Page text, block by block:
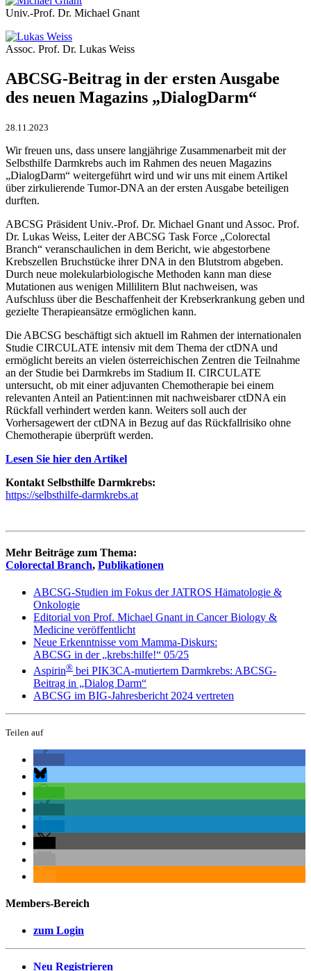
Univ.-Prof. Dr. Michael Gnant
Assoc. Prof. Dr. Lukas Weiss
ABCSG-Beitrag in der ersten Ausgabe
des neuen Magazins „DialogDarm“
28.11.2023
Wir freuen uns, dass unsere langjährige Zusammenarbeit mit der
Selbsthilfe Darmkrebs auch im Rahmen des neuen Magazins
„DialogDarm“ weitergeführt wird und wir uns mit einem Artikel
über zirkulierende Tumor-DNA an der ersten Ausgabe beteiligen
durften.
ABCSG Präsident Univ.-Prof. Dr. Michael Gnant und Assoc. Prof.
Dr. Lukas Weiss, Leiter der ABCSG Task Force „Colorectal
Branch“ veranschaulichen in dem Bericht, wie abgestorbene
Krebszellen Bruchstücke ihrer DNA in den Blutstrom abgeben.
Durch neue molekularbiologische Methoden kann man diese
Mutationen aus wenigen Millilitern Blut nachweisen, was
Aufschluss über die Beschaffenheit der Krebserkrankung geben und
gezielte Therapieansätze ermöglichen kann.
Die ABCSG beschäftigt sich aktuell im Rahmen der internationalen
Studie CIRCULATE intensiv mit dem Thema der ctDNA und
ermöglicht bereits an vielen österreichischen Zentren die Teilnahme
an der Studie bei Darmkrebs im Stadium II. CIRCULATE
untersucht, ob mit einer adjuvanten Chemotherapie bei einem
relevanten Anteil an Patient:innen mit nachweisbarer ctDNA ein
Rückfall verhindert werden kann. Weiters soll auch der
Vorhersagewert der ctDNA in Bezug auf das Rückfallrisiko ohne
Chemotherapie überprüft werden.
Lesen Sie hier den Artikel
Kontakt Selbsthilfe Darmkrebs:
https://selbsthilfe-darmkrebs.at
Mehr Beiträge zum Thema:
Colorectal Branch, Publikationen
ABCSG-Studien im Fokus der JATROS Hämatologie &
Onkologie
Editorial von Prof. Michael Gnant in Cancer Biology &
Medicine veröffentlicht
Neue Erkenntnisse vom Mamma-Diskurs:
ABCSG in der „krebs:hilfe!“ 05/25
Aspirin® bei PIK3CA-mutiertem Darmkrebs: ABCSG-
Beitrag in „Dialog Darm“
ABCSG im BIG-Jahresbericht 2024 vertreten
Teilen auf
Members-Bereich
zum Login
Neu Registrieren